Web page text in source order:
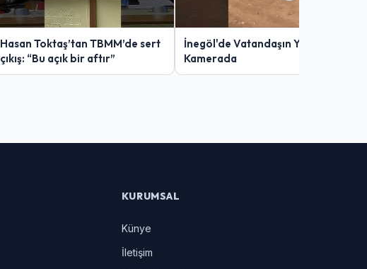
Hasan Toktaş’tan TBMM’de sert
çıkış: “Bu açık bir aftır”
İnegöl'de Vatandaşın Yol Çilesi
Kamerada
KURUMSAL
Künye
İletişim